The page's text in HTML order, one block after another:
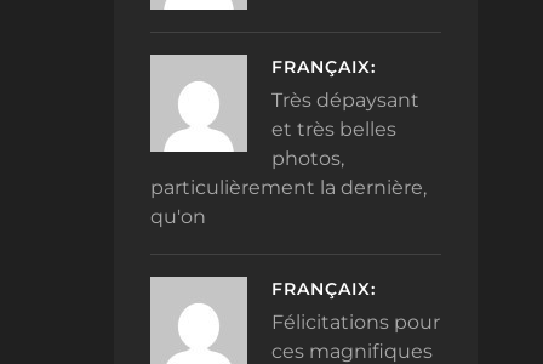
FRANÇAIX:
Très dépaysant
et très belles
photos,
particulièrement la dernière,
qu'on
FRANÇAIX:
Félicitations pour
ces magnifiques